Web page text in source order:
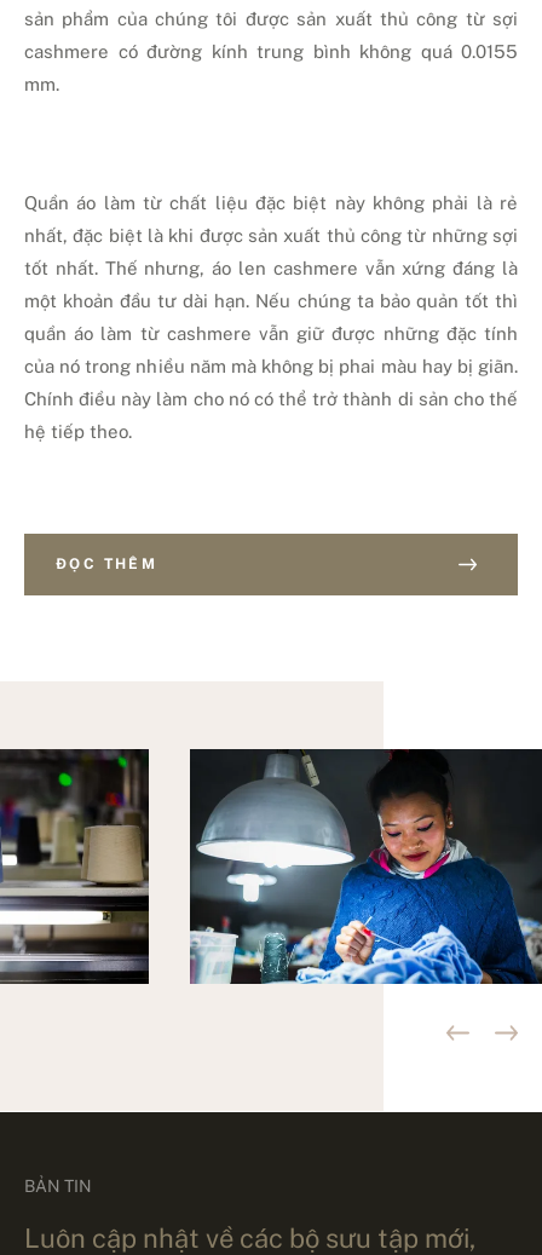
sản phẩm của chúng tôi được sản xuất thủ công từ sợi
cashmere có đường kính trung bình không quá 0.0155
mm.
Quần áo làm từ chất liệu đặc biệt này không phải là rẻ
nhất, đặc biệt là khi được sản xuất thủ công từ những sợi
tốt nhất. Thế nhưng, áo len cashmere vẫn xứng đáng là
một khoản đầu tư dài hạn. Nếu chúng ta bảo quản tốt thì
quần áo làm từ cashmere vẫn giữ được những đặc tính
của nó trong nhiều năm mà không bị phai màu hay bị giãn.
Chính điều này làm cho nó có thể trở thành di sản cho thế
hệ tiếp theo.
ĐỌC THÊM
BẢN TIN
Luôn cập nhật về các bộ sưu tập mới,